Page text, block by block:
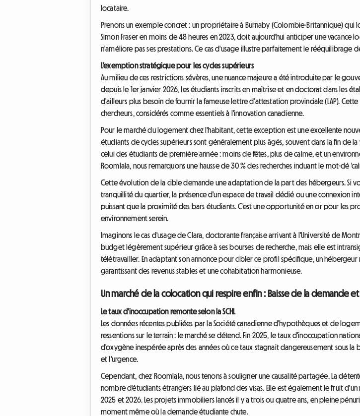
locataire.
Prenons un exemple concret : un propriétaire à Burnaby (Colombie-Britannique) qui
Simon Fraser en moins de 48 heures en 2023, doit aujourd'hui anticiper une vacance
n'améliore pas ses prestations. Ce cas d'usage illustre parfaitement le rééquilibrage
L'exemption stratégique pour les cycles supérieurs
Au milieu de ces restrictions sévères, une nuance majeure a été introduite par le
depuis le 1er janvier 2026, les étudiants inscrits en maîtrise et en doctorat dans les
d'ailleurs plus besoin de fournir la fameuse lettre d'attestation provinciale (LAP).
chercheurs, considérés comme essentiels à l'innovation canadienne.
Pour le marché du logement chez l'habitant, cette exception est une excellente
étudiants de cycles supérieurs sont généralement plus âgés, souvent dans la fin de
celui des étudiants de première année : moins de fêtes, plus de calme, et un
Roomlala, nous remarquons une hausse de 30 % des recherches incluant le mot-clé
Cette évolution de la cible demande une adaptation de la part des hébergeurs. Si
tranquillité du quartier, la présence d'un espace de travail dédié ou une connexion
puissant que la proximité des bars étudiants. C'est une opportunité en or pour les
environnement serein.
Imaginons le cas d'usage de Clara, doctorante française arrivant à l'Université de
budget légèrement supérieur grâce à ses bourses de recherche, mais elle est
télétravailler. En adaptant son annonce pour cibler ce profil spécifique, un
garantissant des revenus stables et une cohabitation harmonieuse.
Un marché de la colocation qui respire enfin : Baisse de la demande
Le taux d'inoccupation remonte selon la SCHL
Les données récentes publiées par la Société canadienne d'hypothèques et de
ressentions sur le terrain : le marché se détend. Fin 2025, le taux d'inoccupation
d'oxygène inespérée après des années où ce taux stagnait dangereusement sous
et l'urgence.
Cependant, chez Roomlala, nous tenons à souligner une causalité partagée. La
nombre d'étudiants étrangers lié au plafond des visas. Elle est également le fruit
2025 et 2026. Les projets immobiliers lancés il y a trois ou quatre ans, en pleine
moment même où la demande étudiante chute.